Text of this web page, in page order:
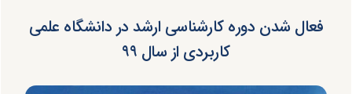
فعال شدن دوره کارشناسی ارشد در دانشگاه علمی
کاربردی از سال ۹۹